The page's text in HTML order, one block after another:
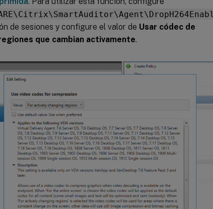
de sesiones y configure el valor de Usar códec de
que cambian activamente.